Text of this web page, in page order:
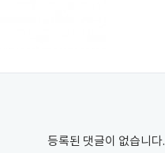
등록된 댓글이 없습니다.